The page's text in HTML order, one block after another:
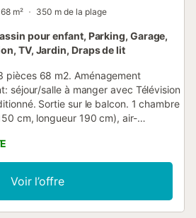
68 m² 350 m de la plage
pour enfant, Parking, Garage,
TV, Jardin, Draps de lit
pièces 68 m2. Aménagement
séjour/salle à manger avec Télévision
Sortie sur le balcon. 1 chambre
cm, longueur 190 cm), air-
air-conditionné. Cuisine (four, lave-
bouilloire électrique,
électrique) avec Télévision
WC, douche/WC. Air-conditionné,
Mobilier de balcon. Vue éloignée sur
Voir l’offre